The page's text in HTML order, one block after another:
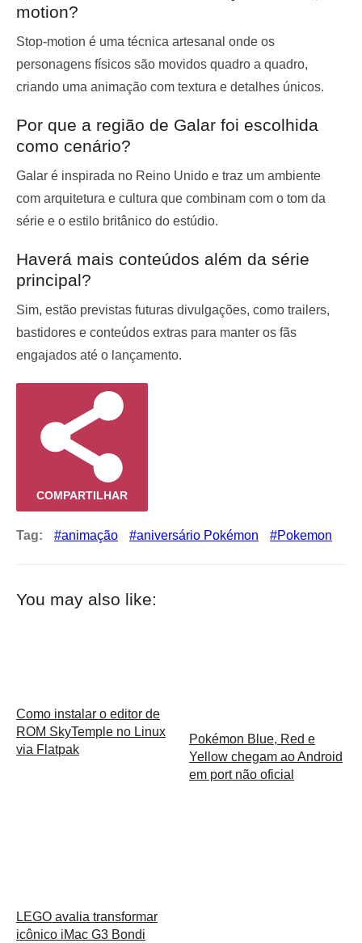
motion?
Stop-motion é uma técnica artesanal onde os
personagens físicos são movidos quadro a quadro,
criando uma animação com textura e detalhes únicos.
Por que a região de Galar foi escolhida
como cenário?
Galar é inspirada no Reino Unido e traz um ambiente
com arquitetura e cultura que combinam com o tom da
série e o estilo britânico do estúdio.
Haverá mais conteúdos além da série
principal?
Sim, estão previstas futuras divulgações, como trailers,
bastidores e conteúdos extras para manter os fãs
engajados até o lançamento.
COMPARTILHAR
Tag: animação aniversário Pokémon Pokemon
You may also like:
Como instalar o editor de
ROM SkyTemple no Linux
via Flatpak
Pokémon Blue, Red e
Yellow chegam ao Android
em port não oficial
LEGO avalia transformar
icônico iMac G3 Bondi